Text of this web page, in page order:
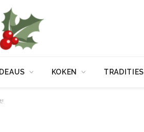
KOKEN TRADITIES